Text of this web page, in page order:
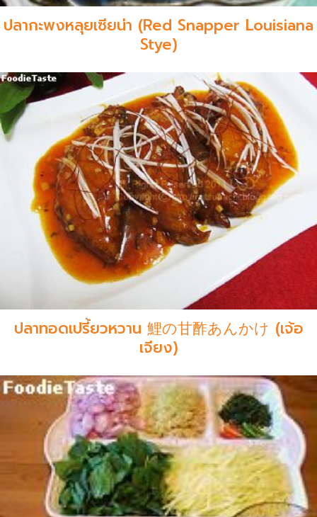
ปลากะพงหลุยเซียน่า (Red Snapper Louisiana
Stye)
ปลาทอดเปรี้ยวหวาน 鯉の甘酢あんかけ (เจ้อ
เจียง)